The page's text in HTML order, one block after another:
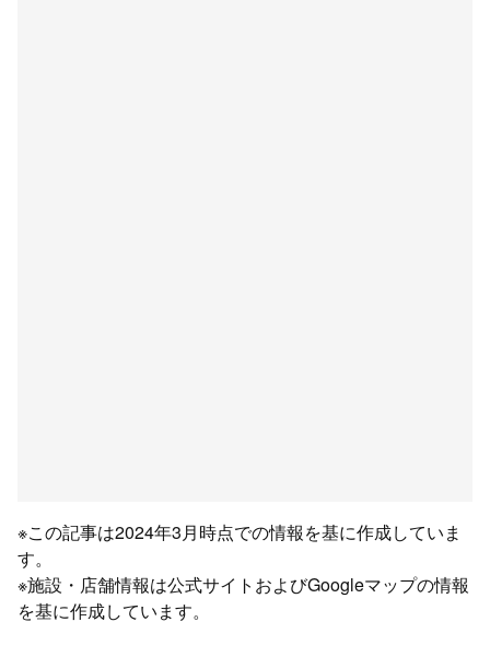
※この記事は2024年3月時点での情報を基に作成していま
す。
※施設・店舗情報は公式サイトおよびGoogleマップの情報
を基に作成しています。